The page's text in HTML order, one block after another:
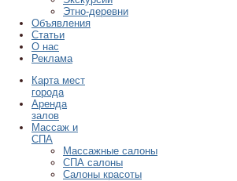
Этно-деревни
Объявления
Статьи
О нас
Реклама
Карта мест
города
Аренда
залов
Массаж и
СПА
Массажные салоны
СПА салоны
Салоны красоты